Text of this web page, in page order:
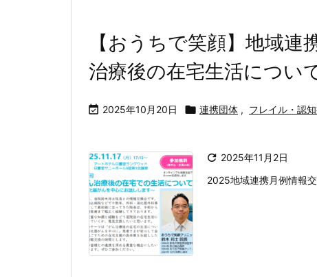
【おうちで笑顔】地域
治療後の在宅生活について
 2025年10月20日  連携団体 , フレイル・認
 2025年11月2日
2025地域連携月例情報